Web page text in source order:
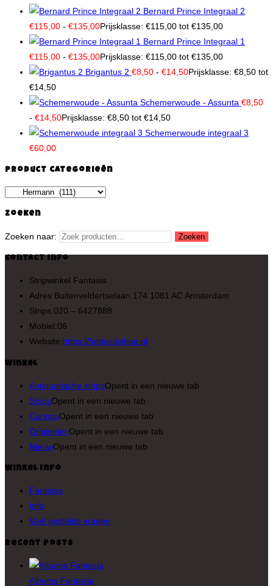
Bernard Prince Integraal 2
€115,00 - €135,00Prijsklasse: €115,00 tot €135,00
Bernard Prince Integraal 1
€115,00 - €135,00Prijsklasse: €115,00 tot €135,00
Brigantus 2 €8,50 - €14,50Prijsklasse: €8,50 tot
€14,50
Schemerwoude - Assunta €8,50
- €14,50Prijsklasse: €8,50 tot €14,50
Schemerwoude integraal 3
€60,00
Product categorieën
Zoeken
Zoeken naar: Zoeken
Contact Info
Stripwinkel Fantasia
Adres:Buitenveldertselaan 174 1081 AC Amsterdam
Strips:020 – 6427888
Mobiel:06
Website:https://fantasiashop.nl
Winkel
Antiquarische stripsOpent in een nieuwe tab
StripsOpent in een nieuwe tab
CuriosaOpent in een nieuwe tab
OriginelenOpent in een nieuwe tab
NieuwOpent in een nieuwe tab
Winkel Info
Fantasia
Info
Veel gestelde vragen
Recent Posts
Albums Fantasia